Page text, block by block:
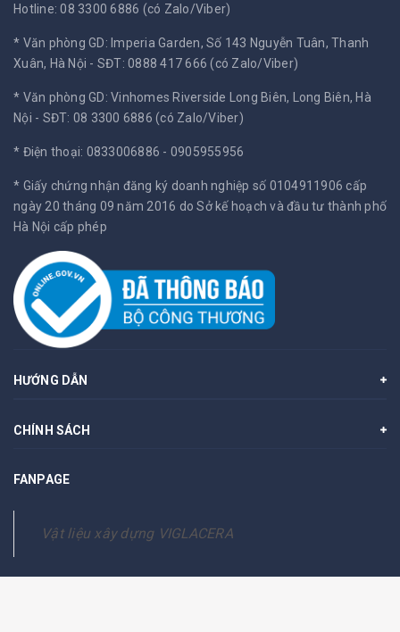
Hotline: 08 3300 6886 (có Zalo/Viber)
* Văn phòng GD: Imperia Garden, Số 143 Nguyễn Tuân, Thanh
Xuân, Hà Nội - SĐT: 0888 417 666 (có Zalo/Viber)
* Văn phòng GD: Vinhomes Riverside Long Biên, Long Biên, Hà
Nội - SĐT: 08 3300 6886 (có Zalo/Viber)
* Điện thoại: 0833006886 - 0905955956
* Giấy chứng nhận đăng ký doanh nghiệp số 0104911906 cấp
ngày 20 tháng 09 năm 2016 do Sở kế hoạch và đầu tư thành phố
Hà Nội cấp phép
HƯỚNG DẪN
CHÍNH SÁCH
FANPAGE
Vật liệu xây dựng VIGLACERA